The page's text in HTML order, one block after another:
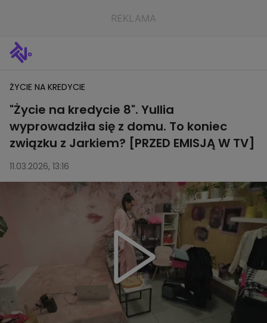
ŻYCIE NA KREDYCIE
"Życie na kredycie 8". Yullia
wyprowadziła się z domu. To koniec
związku z Jarkiem? [PRZED EMISJĄ W TV]
11.03.2026, 13:16